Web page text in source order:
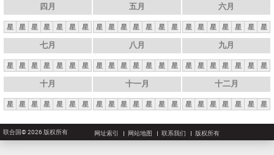
四月
星 星 星 星 星 星 星
五月
星 星 星 星 星 星 星
六月
星 星 星 星 星 星 星
七月
星 星 星 星 星 星 星
八月
星 星 星 星 星 星 星
九月
星 星 星 星 星 星 星
十月
星 星 星 星 星 星 星
十一月
星 星 星 星 星 星 星
十二月
星 星 星 星 星 星 星
联合国© 2026 版权所有 网址索引 网站地图 联系我们 版权所有